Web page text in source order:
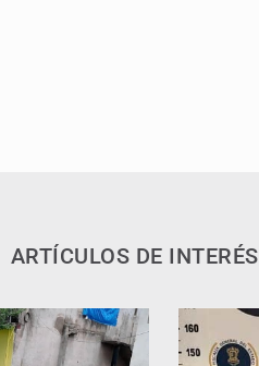
ARTÍCULOS DE INTERÉS